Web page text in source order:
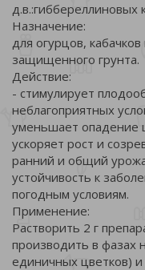
д.в.:гиббереллиновых
Назначение:
для огурцов,
защищенного грунта.
Действие:
- стимулирует
неблагоприятных
уменьшает опадение
ускоряет рост и
ранний и общий
устойчивость к
погодным условиям.
Применение:
Растворить 2 г
производить в фазах
единичных цветков) и